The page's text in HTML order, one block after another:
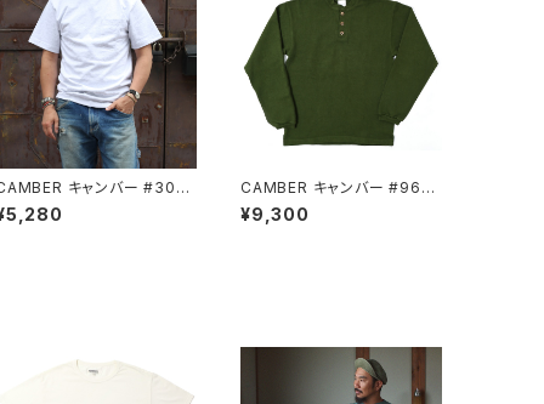
キャンバー #302
半袖 Tシャツ ポケット
厚地 無地
CAMBER キャンバー #964
OLIVE 長袖 ヘンリーネック
厚地 Tシャツ
¥9,300